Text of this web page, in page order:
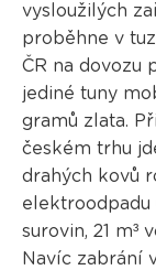
vysloužilých
proběhne v
ČR na dovozu
jediné tuny
gramů zlata.
českém trhu
drahých kovů
surovin, 21 m³
Navíc zabrání